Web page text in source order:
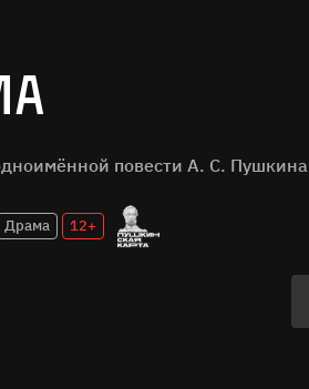
повести А. С. Пушкина
Драма 12+